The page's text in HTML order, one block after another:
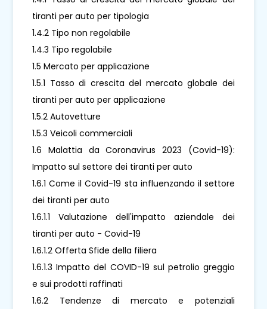
tiranti per auto per tipologia
1.4.2 Tipo non regolabile
1.4.3 Tipo regolabile
1.5 Mercato per applicazione
1.5.1 Tasso di crescita del mercato globale dei
tiranti per auto per applicazione
1.5.2 Autovetture
1.5.3 Veicoli commerciali
1.6 Malattia da Coronavirus 2023 (Covid-19):
Impatto sul settore dei tiranti per auto
1.6.1 Come il Covid-19 sta influenzando il settore
dei tiranti per auto
1.6.1.1 Valutazione dell'impatto aziendale dei
tiranti per auto - Covid-19
1.6.1.2 Offerta Sfide della filiera
1.6.1.3 Impatto del COVID-19 sul petrolio greggio
e sui prodotti raffinati
1.6.2 Tendenze di mercato e potenziali